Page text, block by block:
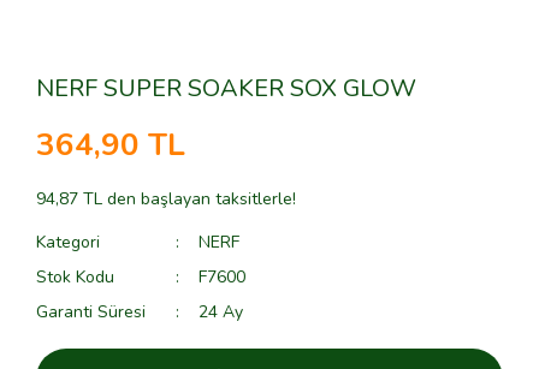
NERF SUPER SOAKER SOX GLOW
364,90 TL
94,87 TL den başlayan taksitlerle!
Kategori
NERF
Stok Kodu
F7600
Garanti Süresi
24 Ay